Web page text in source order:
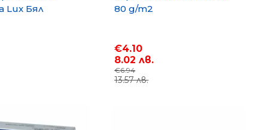
Lux Бял
80 g/m2
€4.10
8.02 лв.
€6.94
13.57 лв.